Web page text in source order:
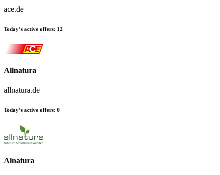
ace.de
Today’s active offers: 12
Allnatura
allnatura.de
Today’s active offers: 0
Alnatura